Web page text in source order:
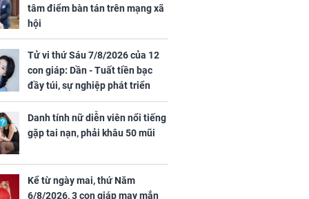
phía sau gây sốc
Sáu
12 con
sự nghiệp
hưng thịnh,
tâm điểm bàn tán trên mạng xã
hội
Tử vi thứ Sáu 7/8/2026 của 12
con giáp: Dần - Tuất tiền bạc
đầy túi, sự nghiệp phát triển
hưng thịnh, Mão - Thân tài lộc
ảm đạm, mọi sự khó thành công
mỹ mãn
Danh tính nữ diễn viên nổi tiếng
gặp tai nạn, phải khâu 50 mũi
Kể từ ngày mai, thứ Năm
6/8/2026, 3 con giáp may mắn